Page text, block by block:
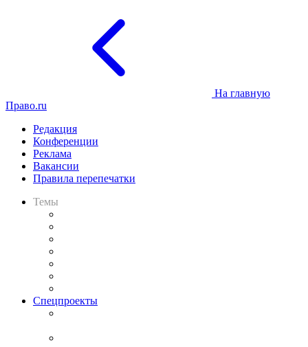
На главную
Право.ru
Редакция
Конференции
Реклама
Вакансии
Правила перепечатки
Темы
Спецпроекты